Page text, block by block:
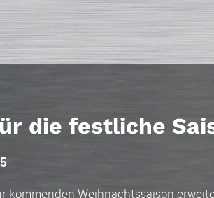
die festliche
kommenden Weihnachtssaison